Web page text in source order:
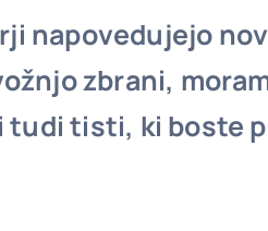
napovedujejo
zbrani,
tisti, ki boste